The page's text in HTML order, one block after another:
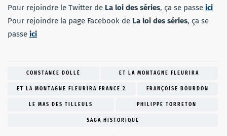
Pour rejoindre le Twitter de La loi des séries, ça se passe ici
Pour rejoindre la page Facebook de La loi des séries, ça se
passe ici
CONSTANCE DOLLÉ ET LA MONTAGNE FLEURIRA
ET LA MONTAGNE FLEURIRA FRANCE 2 FRANÇOISE BOURDON
LE MAS DES TILLEULS PHILIPPE TORRETON
SAGA HISTORIQUE